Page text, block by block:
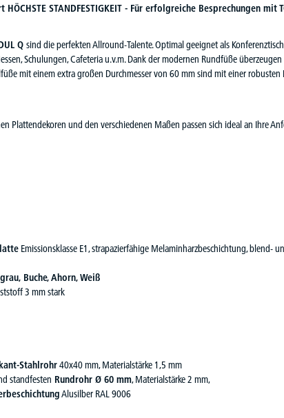
STANDFESTIGKEIT - Für erfolgreiche Besprechungen mit
Q sind die perfekten Allround-Talente. Optimal geeignet als
Schulungen, Cafeteria u.v.m. Dank der modernen Rundfüße
mit einem extra großen Durchmesser von 60 mm sind mit einer robusten
Plattendekoren und den verschiedenen Maßen passen sich ideal an Ihre
Emissionsklasse E1, strapazierfähige Melaminharzbeschichtung, blend-
Buche, Ahorn, Weiß
3 mm stark
Stahlrohr40x40 mm, Materialstärke 1,5 mm
standfesten Rundrohr Ø 60 mm, Materialstärke 2 mm,
Alusilber RAL 9006